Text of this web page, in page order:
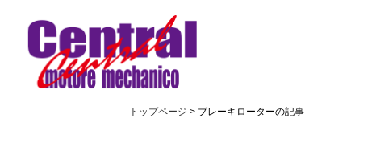
トップページ > ブレーキローターの記事